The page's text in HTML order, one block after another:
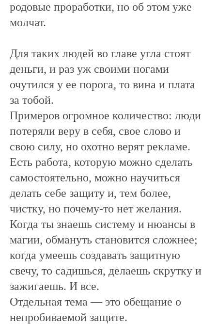
родовые проработки, но об этом уже
молчат.
Для таких людей во главе угла стоят
деньги, и раз уж своими ногами
очутился у ее порога, то вина и плата
за тобой.
Примеров огромное количество: люди
потеряли веру в себя, свое слово и
свою силу, но охотно верят рекламе.
Есть работа, которую можно сделать
самостоятельно, можно научиться
делать себе защиту и, тем более,
чистку, но почему-то нет желания.
Когда ты знаешь систему и нюансы в
магии, обмануть становится сложнее;
когда умеешь создавать защитную
свечу, то садишься, делаешь скрутку и
зажигаешь. И все.
Отдельная тема — это обещание о
непробиваемой защите.